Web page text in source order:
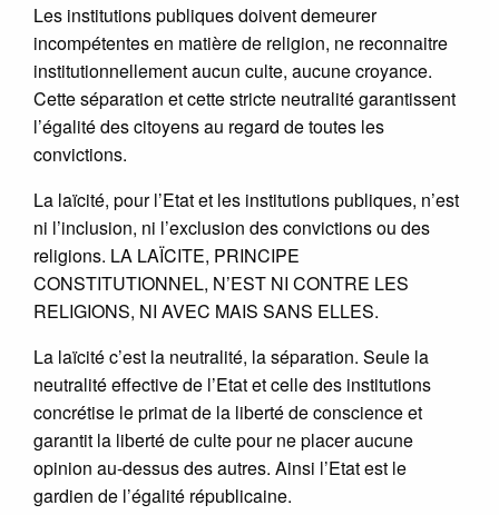
Les institutions publiques doivent demeurer
incompétentes en matière de religion, ne reconnaitre
institutionnellement aucun culte, aucune croyance.
Cette séparation et cette stricte neutralité garantissent
l’égalité des citoyens au regard de toutes les
convictions.
La laïcité, pour l’Etat et les institutions publiques, n’est
ni l’inclusion, ni l’exclusion des convictions ou des
religions. LA LAÏCITE, PRINCIPE
CONSTITUTIONNEL, N’EST NI CONTRE LES
RELIGIONS, NI AVEC MAIS SANS ELLES.
La laïcité c’est la neutralité, la séparation. Seule la
neutralité effective de l’Etat et celle des institutions
concrétise le primat de la liberté de conscience et
garantit la liberté de culte pour ne placer aucune
opinion au-dessus des autres. Ainsi l’Etat est le
gardien de l’égalité républicaine.